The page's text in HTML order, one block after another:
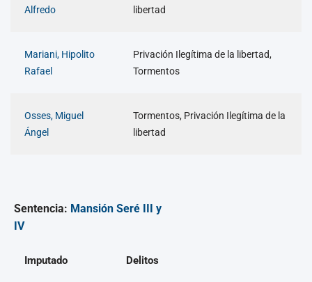
Alfredo
libertad
Mariani, Hipolito
Rafael
Privación Ilegítima de la libertad,
Tormentos
Osses, Miguel
Ángel
Tormentos, Privación Ilegítima de la
libertad
Sentencia: Mansión Seré III y
IV
Imputado Delitos